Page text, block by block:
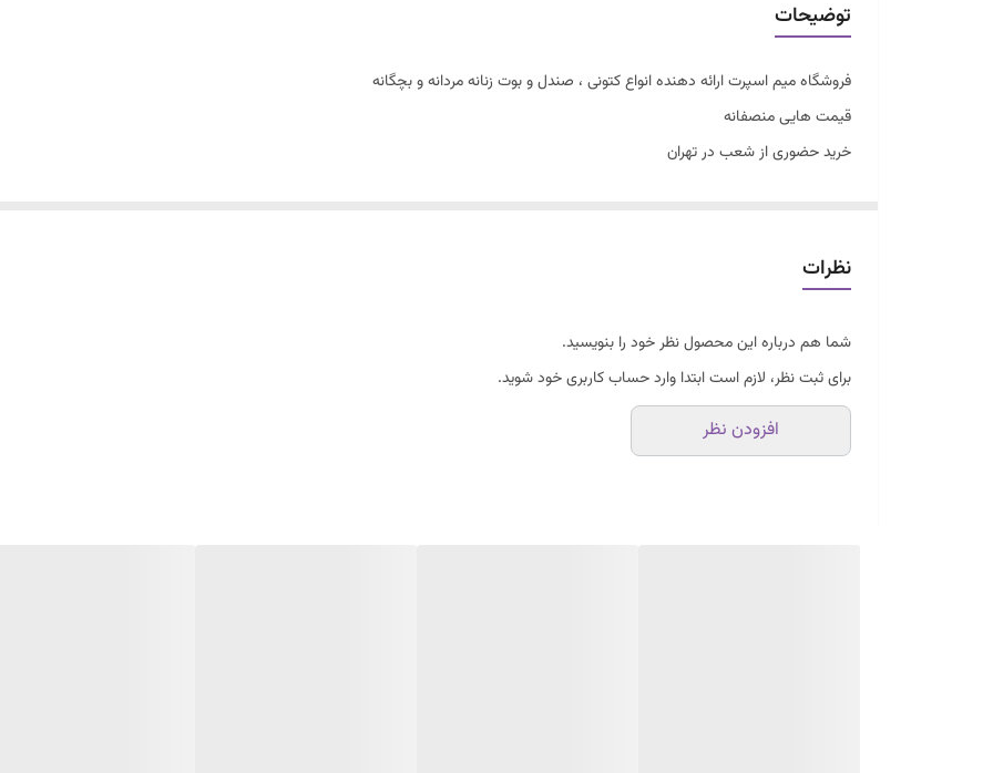
توضیحات
فروشگاه میم اسپرت ارائه دهنده انواع کتونی ، صندل و بوت زنانه مردانه و بچگانه
قیمت هایی منصفانه
خرید حضوری از شعب در تهران
تکس سایز
زیرقیمت
کفی طبی قابل شستشو دوردوخت و داخل دوخت
فوق العاده شیک و راحت
نظرات
شما هم درباره این محصول نظر خود را بنویسید.
برای ثبت نظر، لازم است ابتدا وارد حساب کاربری خود شوید.
افزودن نظر